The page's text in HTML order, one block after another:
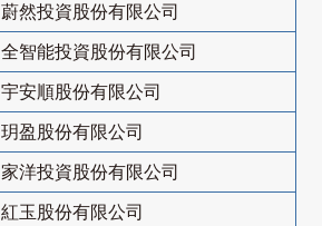
蔚然投資股份有限公司
全智能投資股份有限公司
宇安順股份有限公司
玥盈股份有限公司
家洋投資股份有限公司
紅玉股份有限公司